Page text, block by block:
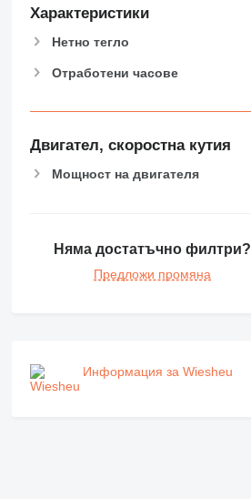
Характеристики
Нетно тегло
Отработени часове
Двигател, скоростна кутия
Мощност на двигателя
Няма достатъчно филтри?
Предложи промяна
Информация за Wiesheu